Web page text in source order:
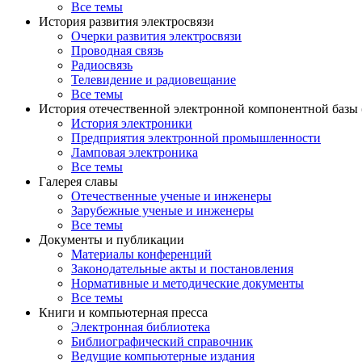
Все темы
История развития электросвязи
Очерки развития электросвязи
Проводная связь
Радиосвязь
Телевидение и радиовещание
Все темы
История отечественной электронной компонентной
История электроники
Предприятия электронной промышленности
Ламповая электроника
Все темы
Галерея славы
Отечественные ученые и инженеры
Зарубежные ученые и инженеры
Все темы
Документы и публикации
Материалы конференций
Законодательные акты и постановления
Нормативные и методические документы
Все темы
Книги и компьютерная пресса
Электронная библиотека
Библиографический справочник
Ведущие компьютерные издания